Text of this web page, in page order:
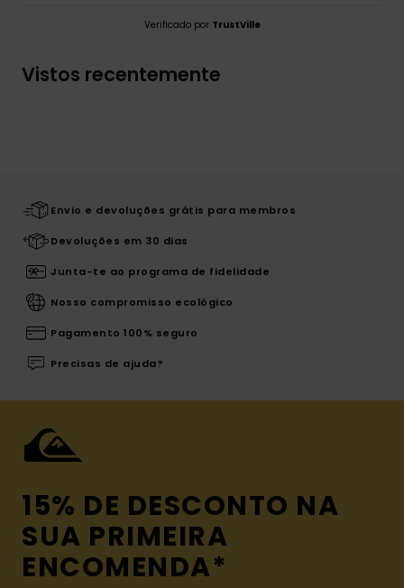
Verificado por TrustVille
Vistos recentemente
Envio e devoluções grátis para membros
Devoluções em 30 dias
Junta-te ao programa de fidelidade
Nosso compromisso ecológico
Pagamento 100% seguro
Precisas de ajuda?
15% DE DESCONTO NA
SUA PRIMEIRA
ENCOMENDA*